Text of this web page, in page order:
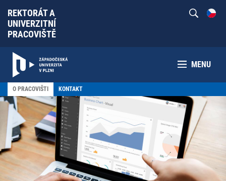
REKTORÁT A
UNIVERZITNÍ
PRACOVIŠTĚ
MENU
O PRACOVIŠTI KONTAKT